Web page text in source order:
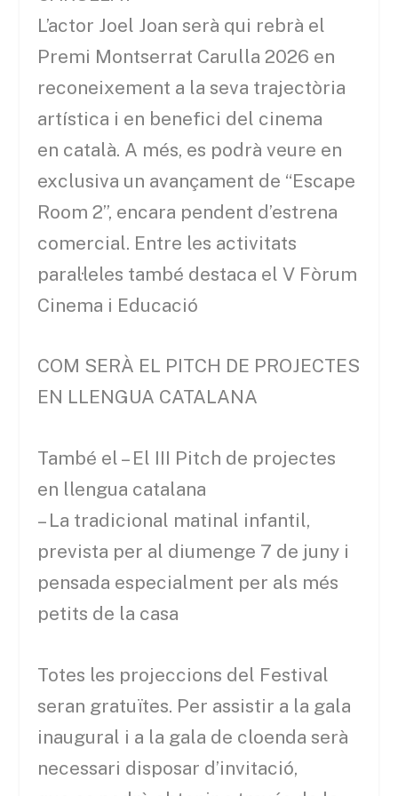
L’actor Joel Joan serà qui rebrà el
Premi Montserrat Carulla 2026 en
reconeixement a la seva trajectòria
artística i en benefici del cinema
en català. A més, es podrà veure en
exclusiva un avançament de “Escape
Room 2”, encara pendent d’estrena
comercial. Entre les activitats
paral·leles també destaca el V Fòrum
Cinema i Educació
COM SERÀ EL PITCH DE PROJECTES
EN LLENGUA CATALANA
També el – El III Pitch de projectes
en llengua catalana
– La tradicional matinal infantil,
prevista per al diumenge 7 de juny i
pensada especialment per als més
petits de la casa
Totes les projeccions del Festival
seran gratuïtes. Per assistir a la gala
inaugural i a la gala de cloenda serà
necessari disposar d’invitació,